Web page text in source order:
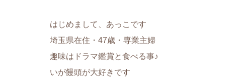
はじめまして、あっこです
埼玉県在住・47歳・専業主婦
趣味はドラマ鑑賞と食べる事♪
いが饅頭が大好きです